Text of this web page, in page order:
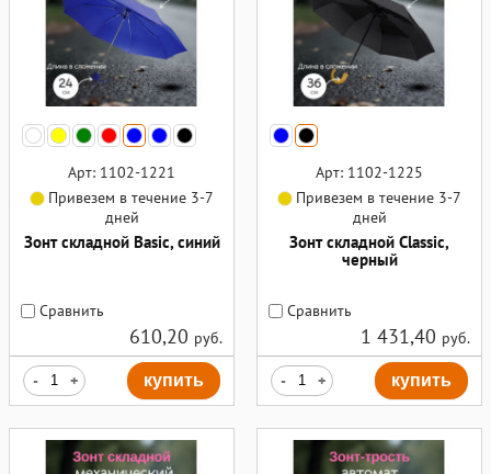
Арт: 1102-1221
Привезем в течение 3-7
дней
Зонт складной Basic, синий
Сравнить
610,20 руб.
- + купить
Арт: 1102-1225
Привезем в течение 3-7
дней
Зонт складной Classic,
черный
Сравнить
1 431,40 руб.
- + купить